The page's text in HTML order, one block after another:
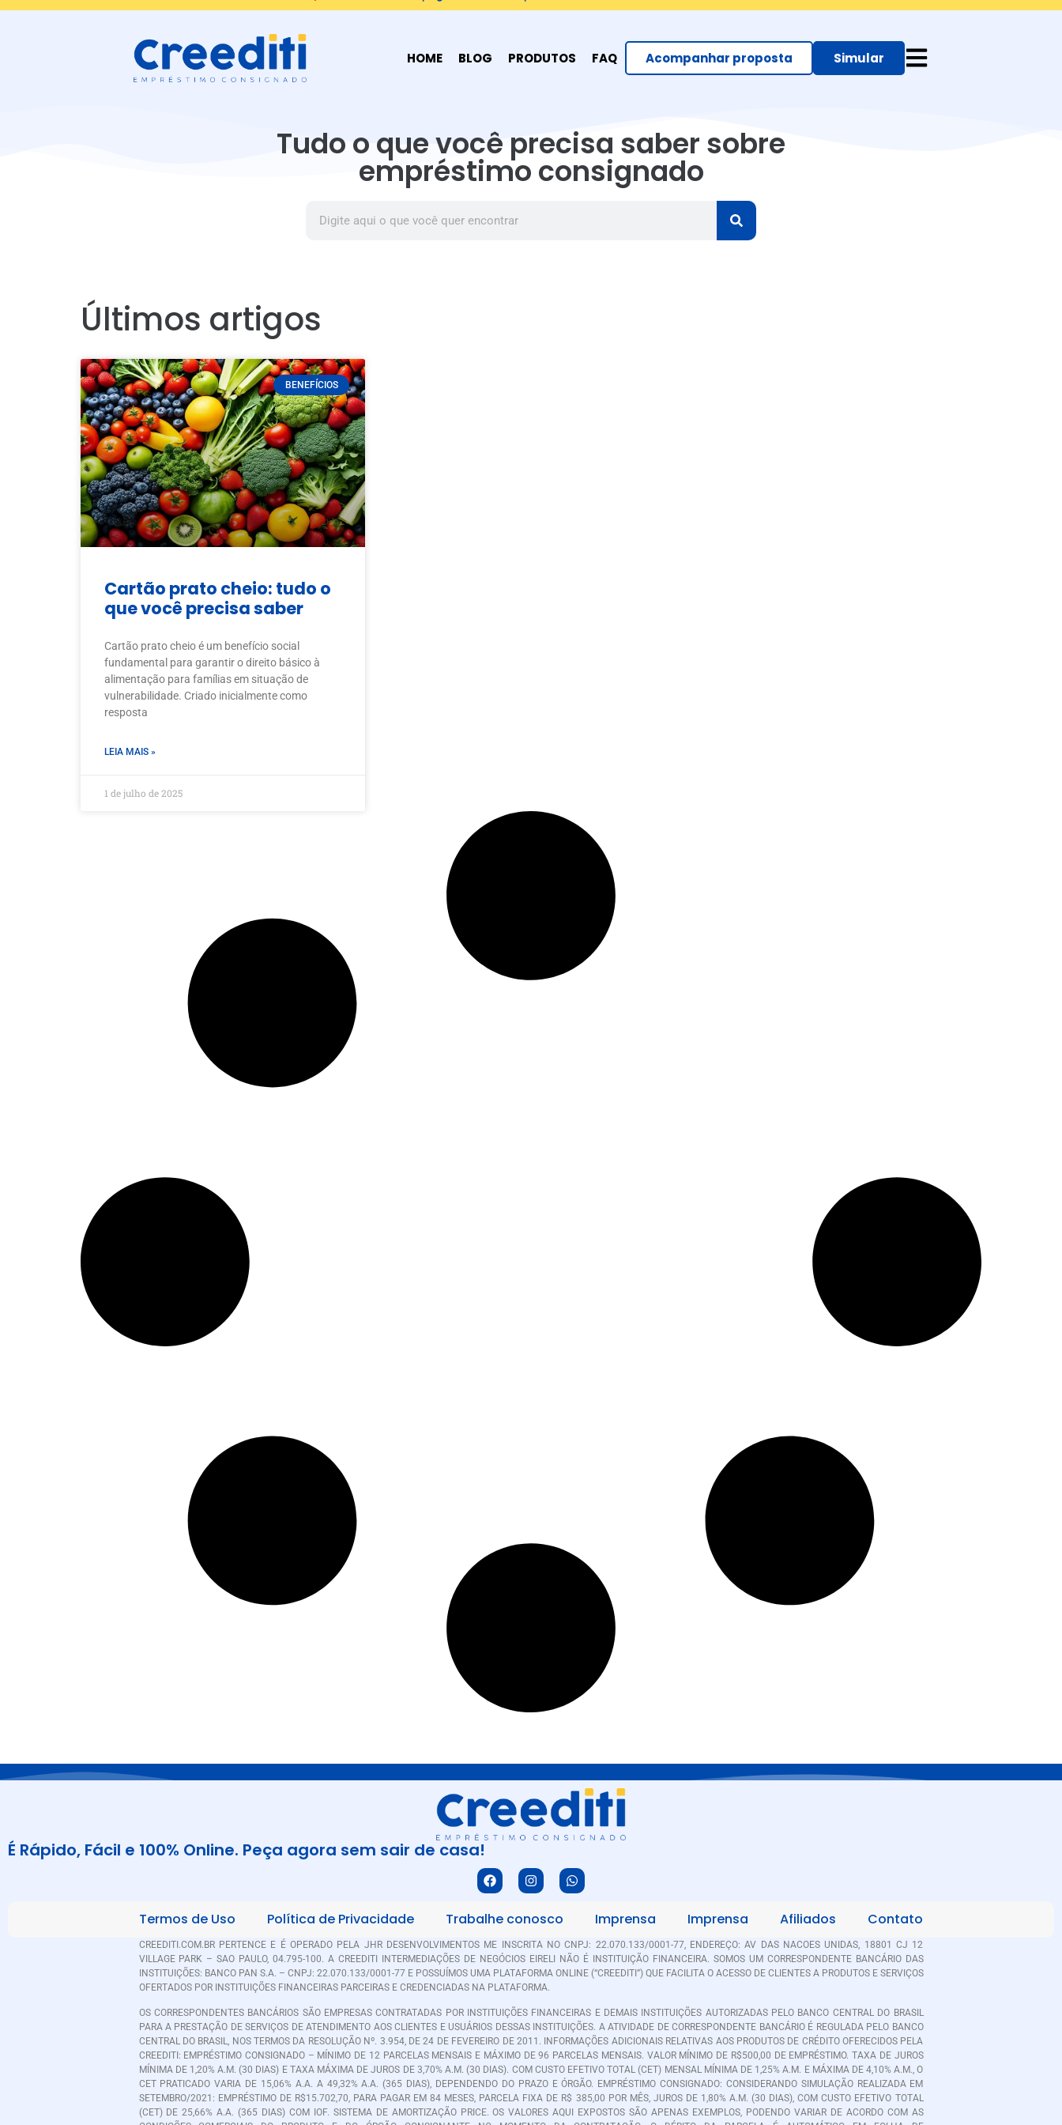
HOME BLOG PRODUTOS FAQ Acompanhar proposta Simular
Tudo o que você precisa saber sobre
empréstimo consignado
Últimos artigos
BENEFÍCIOS
Cartão prato cheio: tudo o
que você precisa saber
Cartão prato cheio é um benefício social
fundamental para garantir o direito básico à
alimentação para famílias em situação de
vulnerabilidade. Criado inicialmente como
resposta
LEIA MAIS »
1 de julho de 2025
É Rápido, Fácil e 100% Online. Peça agora sem sair de casa!
Termos de Uso Política de Privacidade Trabalhe conosco Imprensa Imprensa Afiliados Contato
CREEDITI.COM.BR PERTENCE E É OPERADO PELA JHR DESENVOLVIMENTOS ME INSCRITA NO CNPJ: 22.070.133/0001-77, ENDEREÇO: AV DAS NACOES UNIDAS, 18801 CJ 12
VILLAGE PARK – SAO PAULO, 04.795-100. A CREEDITI INTERMEDIAÇÕES DE NEGÓCIOS EIRELI NÃO É INSTITUIÇÃO FINANCEIRA. SOMOS UM CORRESPONDENTE BANCÁRIO DAS
INSTITUIÇÕES: BANCO PAN S.A. – CNPJ: 22.070.133/0001-77 E POSSUÍMOS UMA PLATAFORMA ONLINE (“CREEDITI”) QUE FACILITA O ACESSO DE CLIENTES A PRODUTOS E SERVIÇOS
OFERTADOS POR INSTITUIÇÕES FINANCEIRAS PARCEIRAS E CREDENCIADAS NA PLATAFORMA.
OS CORRESPONDENTES BANCÁRIOS SÃO EMPRESAS CONTRATADAS POR INSTITUIÇÕES FINANCEIRAS E DEMAIS INSTITUIÇÕES AUTORIZADAS PELO BANCO CENTRAL DO BRASIL
PARA A PRESTAÇÃO DE SERVIÇOS DE ATENDIMENTO AOS CLIENTES E USUÁRIOS DESSAS INSTITUIÇÕES. A ATIVIDADE DE CORRESPONDENTE BANCÁRIO É REGULADA PELO BANCO
CENTRAL DO BRASIL, NOS TERMOS DA RESOLUÇÃO Nº. 3.954, DE 24 DE FEVEREIRO DE 2011. INFORMAÇÕES ADICIONAIS RELATIVAS AOS PRODUTOS DE CRÉDITO OFERECIDOS PELA
CREEDITI: EMPRÉSTIMO CONSIGNADO – MÍNIMO DE 12 PARCELAS MENSAIS E MÁXIMO DE 96 PARCELAS MENSAIS. VALOR MÍNIMO DE R$500,00 DE EMPRÉSTIMO. TAXA DE JUROS
MÍNIMA DE 1,20% A.M. (30 DIAS) E TAXA MÁXIMA DE JUROS DE 3,70% A.M. (30 DIAS). COM CUSTO EFETIVO TOTAL (CET) MENSAL MÍNIMA DE 1,25% A.M. E MÁXIMA DE 4,10% A.M., O
CET PRATICADO VARIA DE 15,06% A.A. A 49,32% A.A. (365 DIAS), DEPENDENDO DO PRAZO E ÓRGÃO. EMPRÉSTIMO CONSIGNADO: CONSIDERANDO SIMULAÇÃO REALIZADA EM
SETEMBRO/2021: EMPRÉSTIMO DE R$15.702,70, PARA PAGAR EM 84 MESES, PARCELA FIXA DE R$ 385,00 POR MÊS, JUROS DE 1,80% A.M. (30 DIAS), COM CUSTO EFETIVO TOTAL
(CET) DE 25,66% A.A. (365 DIAS) COM IOF. SISTEMA DE AMORTIZAÇÃO PRICE. OS VALORES AQUI EXPOSTOS SÃO APENAS EXEMPLOS, PODENDO VARIAR DE ACORDO COM AS